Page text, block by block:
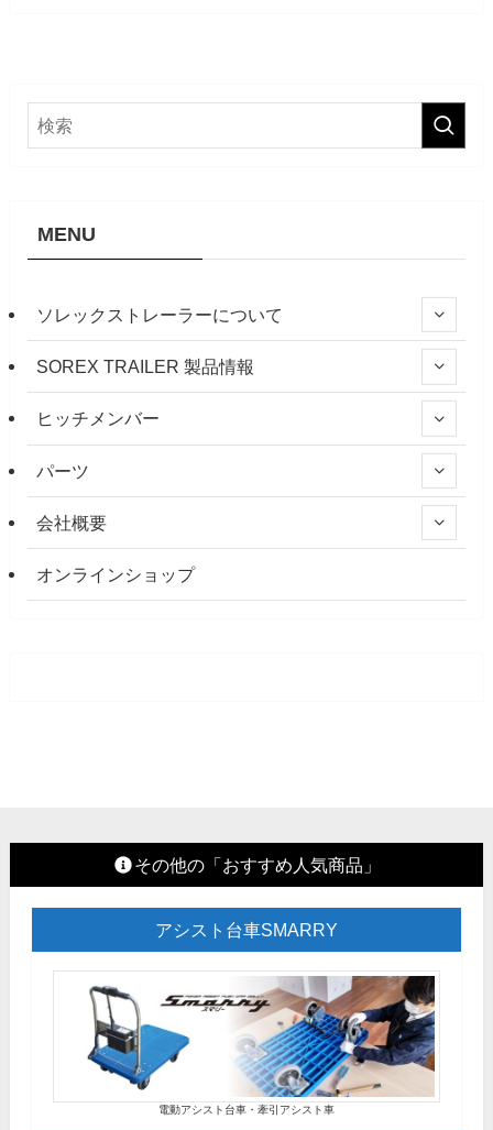
MENU
ソレックストレーラーについて
SOREX TRAILER 製品情報
ヒッチメンバー
パーツ
会社概要
オンラインショップ
その他の「おすすめ人気商品」
アシスト台車SMARRY
電動アシスト台車・牽引アシスト車